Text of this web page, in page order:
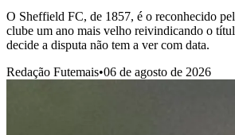
O Sheffield FC, de 1857, é o reconhecido
clube um ano mais velho reivindicando o
decide a disputa não tem a ver com data.
Redação Futemais•06 de agosto de 2026